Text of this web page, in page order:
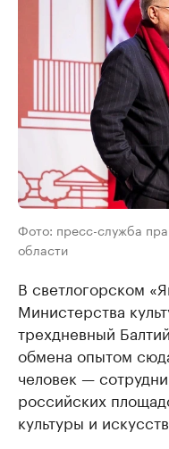
Фото: пресс-служба
области
В светлогорском
Министерства
трехдневный
обмена опытом
человек —
российских
культуры и искусств.